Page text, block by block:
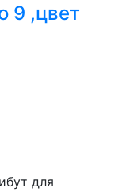
9 ,цвет
для